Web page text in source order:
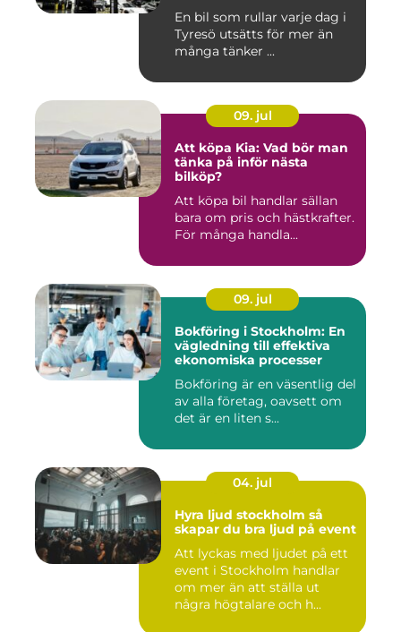
En bil som rullar varje dag i
Tyresö utsätts för mer än
många tänker ...
09. jul
Att köpa Kia: Vad bör man
tänka på inför nästa
bilköp?
Att köpa bil handlar sällan
bara om pris och hästkrafter.
För många handla...
09. jul
Bokföring i Stockholm: En
vägledning till effektiva
ekonomiska processer
Bokföring är en väsentlig del
av alla företag, oavsett om
det är en liten s...
04. jul
Hyra ljud stockholm så
skapar du bra ljud på event
Att lyckas med ljudet på ett
event i Stockholm handlar
om mer än att ställa ut
några högtalare och h...